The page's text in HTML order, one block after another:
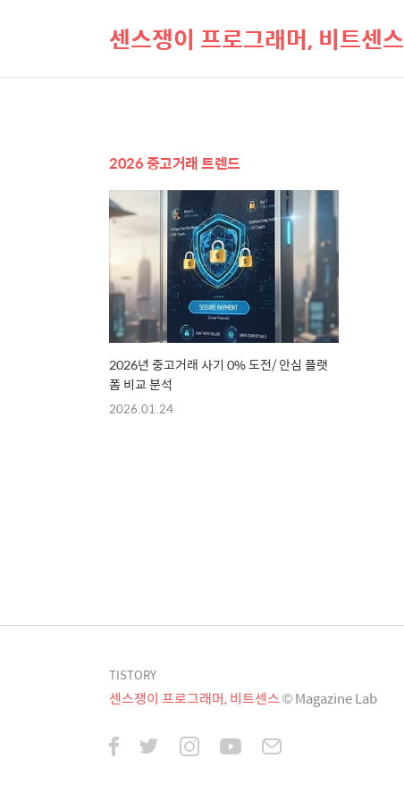
센스쟁이 프로그래머, 비트센스
2026 중고거래 트렌드
2026년 중고거래 사기 0% 도전/ 안심 플랫
폼 비교 분석
2026.01.24
TISTORY
센스쟁이 프로그래머, 비트센스© Magazine Lab